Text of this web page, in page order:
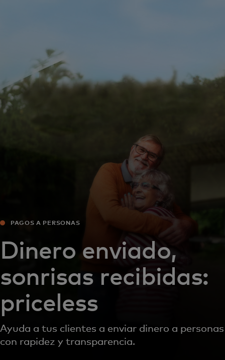
Para empresas
Para el mundo
Noticias y tendencias
PAGOS A PERSONAS
Dinero enviado,
sonrisas recibidas:
priceless
Ayuda a tus clientes a enviar dinero a personas
con rapidez y transparencia.